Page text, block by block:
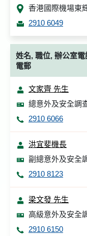
香港國際機場東
2910 6049
姓名, 職位, 辦公室電
電郵
文家齊 先生
總意外及安全調
2910 6066
洪宜斐機長
副總意外及安全
2910 8123
梁文發 先生
高級意外及安全
2910 6150